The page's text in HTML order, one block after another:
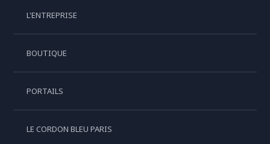
L'ENTREPRISE
BOUTIQUE
PORTAILS
LE CORDON BLEU PARIS